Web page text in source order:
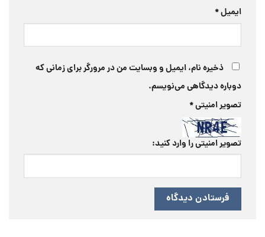
ایمیل*
ذخیره نام، ایمیل و وبسایت من در مرورگر برای زمانی که
دوباره دیدگاهی می‌نویسم.
تصویر امنیتی*
تصویر امنیتی را وارد کنید: